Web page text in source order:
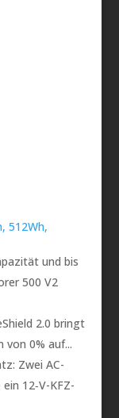
512Wh,
und bis
500 V2
2.0 bringt
0% auf...
Zwei AC-
12‑V-KFZ-